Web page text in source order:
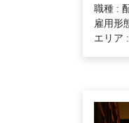
職種 :
雇用形
エリア